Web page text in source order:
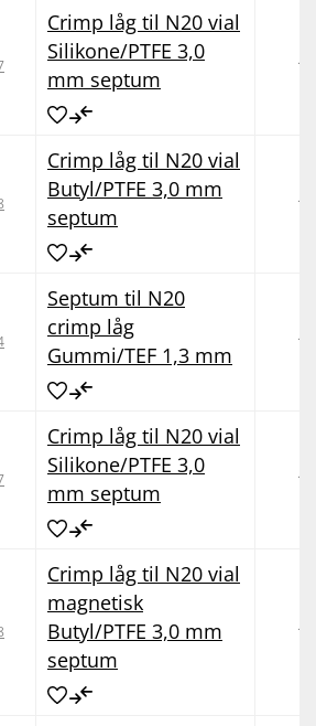
Crimp låg til N20 vial
Silikone/PTFE 3,0
mm septum
Crimp låg til N20 vial
Butyl/PTFE 3,0 mm
septum
Septum til N20
crimp låg
Gummi/TEF 1,3 mm
Crimp låg til N20 vial
Silikone/PTFE 3,0
mm septum
Crimp låg til N20 vial
magnetisk
Butyl/PTFE 3,0 mm
septum